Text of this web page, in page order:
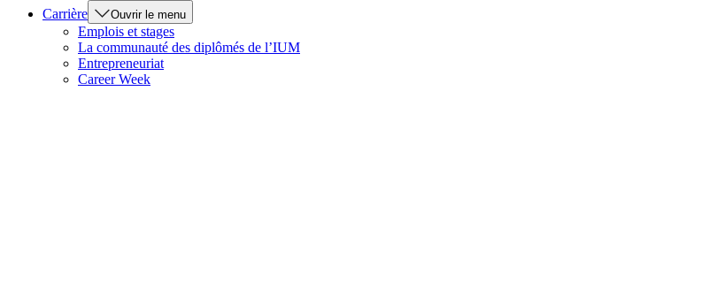
Carrière
Ouvrir le menu
Emplois et stages
La communauté des diplômés de l’IUM
Entrepreneuriat
Career Week